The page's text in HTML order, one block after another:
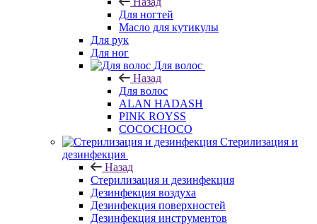
Для ногтей
Масло для кутикулы
Для рук
Для ног
Для волос
Назад
Для волос
ALAN HADASH
PINK ROYSS
COCOCHOCO
Стерилизация и
дезинфекция
Назад
Стерилизация и дезинфекция
Дезинфекция воздуха
Дезинфекция поверхностей
Дезинфекция инструментов